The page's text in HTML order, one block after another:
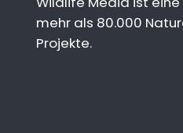
mehr als 80.000
Projekte.